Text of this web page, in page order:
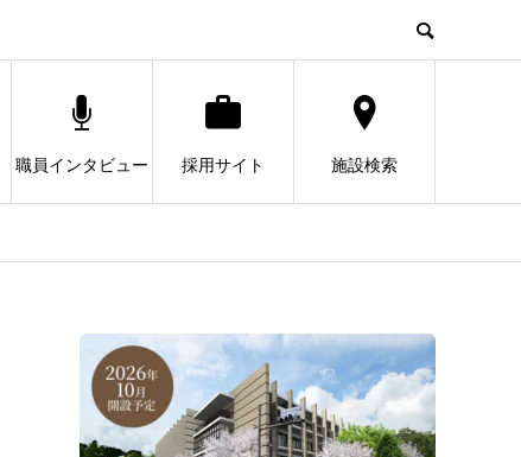
職員インタビュー 採用サイト 施設検索